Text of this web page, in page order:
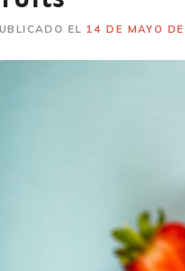
EL 14 DE MAYO